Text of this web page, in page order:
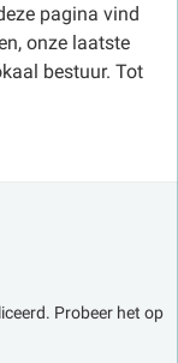
pagina vind
onze laatste
bestuur. Tot
Probeer het op